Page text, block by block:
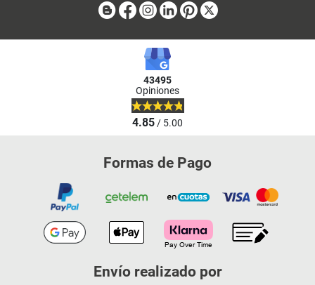
BlogFacebook
Instagram
LinkedinPinterest
43495
Opiniones
4.85/ 5.00
Formas de Pago
Envío realizado por